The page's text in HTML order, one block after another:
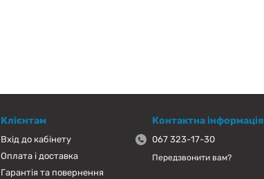
Клієнтам
Вхід до кабінету
Оплата і доставка
Гарантія та повернення
Контактна інформація
067 323-17-30
Передзвонити вам?